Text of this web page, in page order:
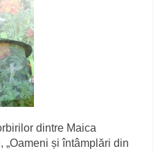
dintre Maica
„Oameni și întâmplări din